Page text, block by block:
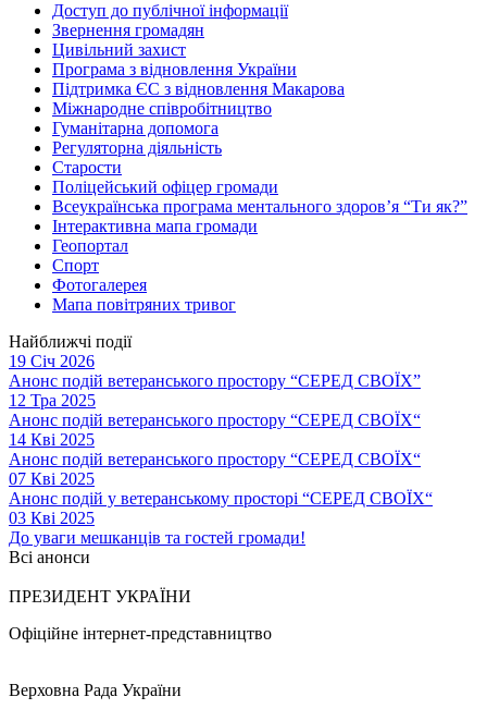
Доступ до публічної інформації
Звернення громадян
Цивільний захист
Програма з відновлення України
Підтримка ЄС з відновлення Макарова
Міжнародне співробітництво
Гуманітарна допомога
Регуляторна діяльність
Старости
Поліцейський офіцер громади
Всеукраїнська програма ментального здоров’я “Ти як?”
Інтерактивна мапа громади
Геопортал
Спорт
Фотогалерея
Мапа повітряних тривог
Найближчі події
19 Січ 2026
Анонс подій ветеранського простору “СЕРЕД СВОЇХ”
12 Тра 2025
Анонс подій ветеранського простору “СЕРЕД СВОЇХ“
14 Кві 2025
Анонс подій ветеранського простору “СЕРЕД СВОЇХ“
07 Кві 2025
Анонс подій у ветеранському просторі “СЕРЕД СВОЇХ“
03 Кві 2025
До уваги мешканців та гостей громади!
Всі анонси
ПРЕЗИДЕНТ УКРАЇНИ
Офіційне інтернет-представництво
Верховна Рада України